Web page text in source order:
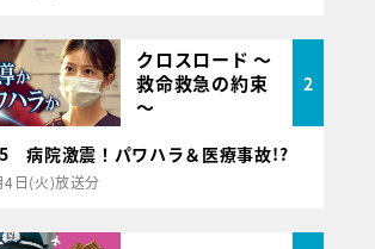
クロスロード ～
救命救急の約束
～
2
病院激震！パワハラ＆医療事故!?
4日(火)放送分